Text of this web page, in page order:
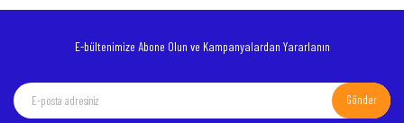
E-bültenimize Abone Olun ve Kampanyalardan Yararlanın
Gönder